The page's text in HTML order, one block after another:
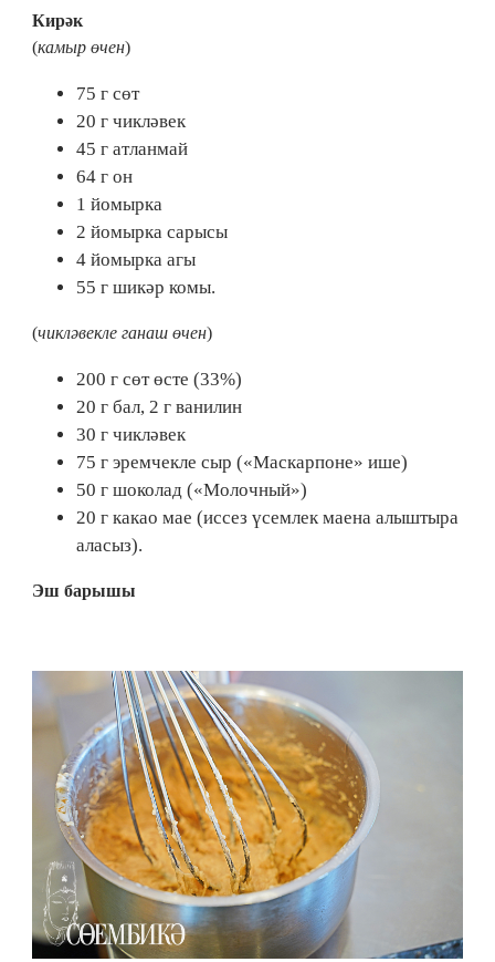
Кирәк
(камыр өчен)
75 г сөт
20 г чикләвек
45 г атланмай
64 г он
1 йомырка
2 йомырка сарысы
4 йомырка агы
55 г шикәр комы.
(чикләвекле ганаш өчен)
200 г сөт өсте (33%)
20 г бал, 2 г ванилин
30 г чикләвек
75 г эремчекле сыр («Маскарпоне» ише)
50 г шоколад («Молочный»)
20 г какао мае (иссез үсемлек маена алыштыра
аласыз).
Эш барышы